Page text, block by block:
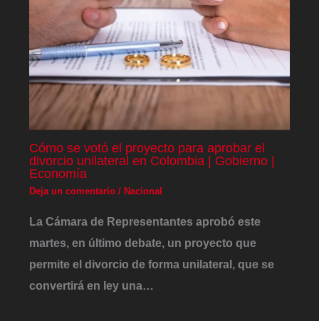
Cómo se votó el proyecto para aprobar el
divorcio unilateral en Colombia | Gobierno |
Economía
Deja un comentario / Nacional
La Cámara de Representantes aprobó este
martes, en último debate, un proyecto que
permite el divorcio de forma unilateral, que se
convertirá en ley una…